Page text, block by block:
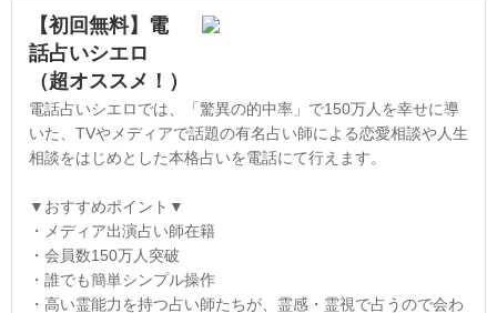
【初回無料】電
話占いシエロ
（超オススメ！）
電話占いシエロでは、「驚異の的中率」で150万人を幸せに導
いた、TVやメディアで話題の有名占い師による恋愛相談や人生
相談をはじめとした本格占いを電話にて行えます。
▼おすすめポイント▼
・メディア出演占い師在籍
・会員数150万人突破
・誰でも簡単シンプル操作
・高い霊能力を持つ占い師たちが、霊感・霊視で占うので会わ